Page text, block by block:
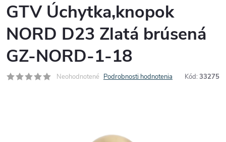
GTV Úchytka,knopok
NORD D23 Zlatá brúsená
GZ-NORD-1-18
Neohodnotené Podrobnosti hodnotenia Kód: 33275